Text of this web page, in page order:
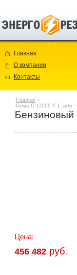
Главная
О компании
Контакты
Главная >
Gesan G 12000 V L auto
Бензиновый
Цена:
456 482 руб.